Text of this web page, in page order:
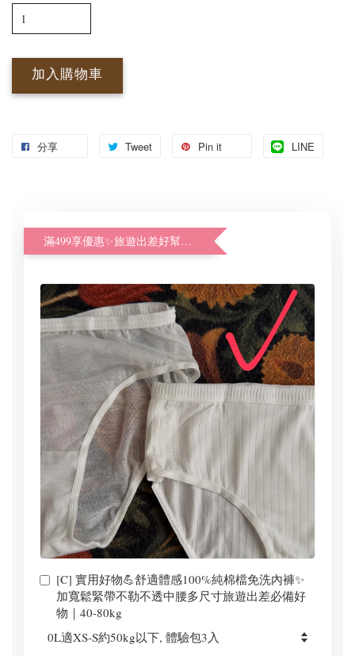
加入購物車
分享 Tweet Pin it LINE
滿499享優惠✨旅遊出差好幫手體驗加購價
[C] 實用好物💪舒適體感100%純棉檔免洗內褲✨
加寬鬆緊帶不勒不透中腰多尺寸旅遊出差必備好
物｜40-80kg